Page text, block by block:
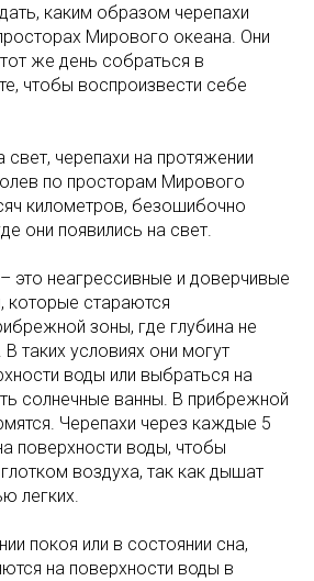
каким образом черепахи
Мирового океана. Они
же день собраться в
чтобы воспроизвести себе
свет, черепахи на протяжении
по просторам Мирового
километров, безошибочно
они появились на свет.
это неагрессивные и доверчивые
которые стараются
зоны, где глубина не
таких условиях они могут
воды или выбраться на
солнечные ванны. В прибрежной
Черепахи через каждые 5
поверхности воды, чтобы
воздуха, так как дышат
легких.
покоя или в состоянии сна,
на поверхности воды в